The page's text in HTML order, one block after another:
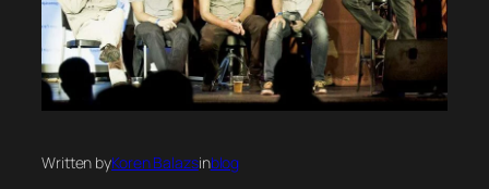
Written byKoren Balazsinblog